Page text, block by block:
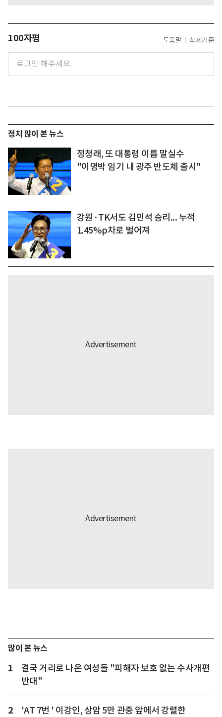
100자평 도움말 삭제기준
정치 많이 본 뉴스
정청래, 또 대통령 이름 말실수
"이명박 임기 내 광주 반도체 출시"
강원·TK서도 김민석 승리... 누적
1.45%p차로 벌어져
많이 본 뉴스
1
결국 거리로 나온 여성들 "피해자 보호 없는 수사개편
반대"
2
'AT 7번 ' 이강인, 상암 5만 관중 앞에서 강렬한